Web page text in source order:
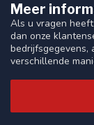
Meer
Als u vragen
dan onze
bedrijfsgegevens,
verschillende